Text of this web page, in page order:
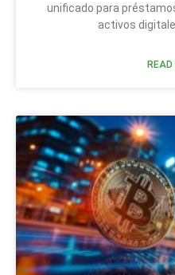
unificado para
activos
READ